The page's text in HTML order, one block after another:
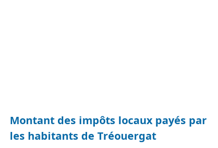
Montant des impôts locaux payés par
les habitants de Tréouergat